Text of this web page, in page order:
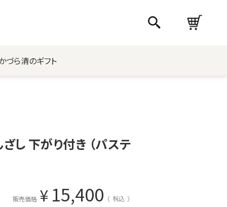
づら清のギフト
し 下がり付き （パステ
販売価格 ¥ 15,400 税込